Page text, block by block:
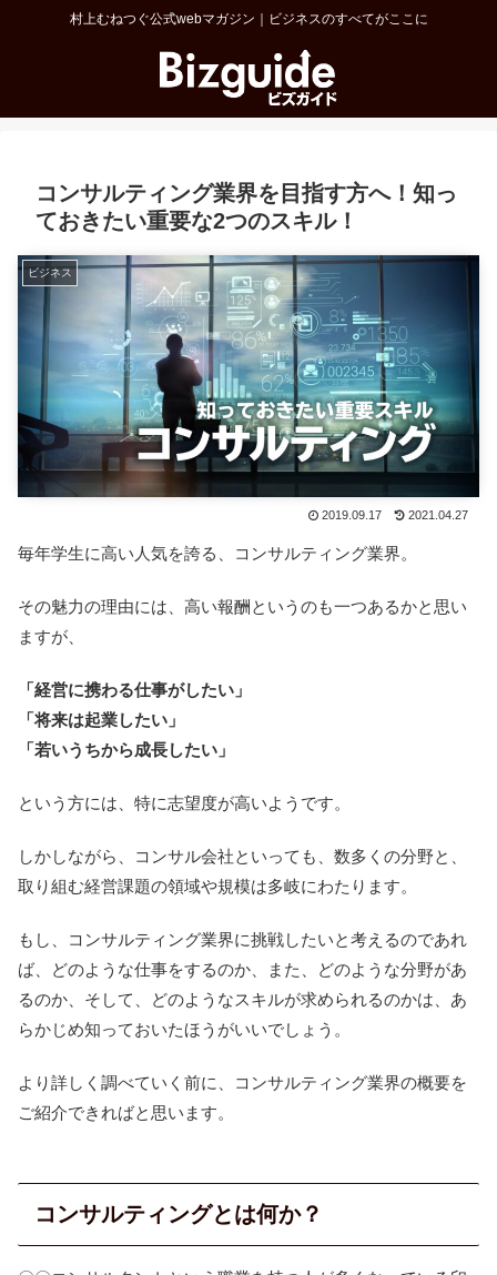
村上むねつぐ公式webマガジン｜ビジネスのすべてがここに
コンサルティング業界を目指す方へ！知っ
ておきたい重要な2つのスキル！
ビジネス
2019.09.17 2021.04.27
毎年学生に高い人気を誇る、コンサルティング業界。
その魅力の理由には、高い報酬というのも一つあるかと思い
ますが、
「経営に携わる仕事がしたい」
「将来は起業したい」
「若いうちから成長したい」
という方には、特に志望度が高いようです。
しかしながら、コンサル会社といっても、数多くの分野と、
取り組む経営課題の領域や規模は多岐にわたります。
もし、コンサルティング業界に挑戦したいと考えるのであれ
ば、どのような仕事をするのか、また、どのような分野があ
るのか、そして、どのようなスキルが求められるのかは、あ
らかじめ知っておいたほうがいいでしょう。
より詳しく調べていく前に、コンサルティング業界の概要を
ご紹介できればと思います。
コンサルティングとは何か？